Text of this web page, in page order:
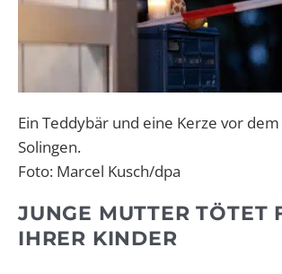
Ein Teddybär und eine Kerze vor
Solingen.
Foto: Marcel Kusch/dpa
JUNGE MUTTER TÖTET
IHRER KINDER